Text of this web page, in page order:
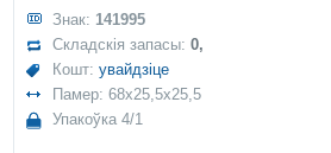
Знак: 141995
Складскія запасы:0,
Кошт:увайдзіце
Памер: 68x25,5x25,5
Упакоўка 4/1